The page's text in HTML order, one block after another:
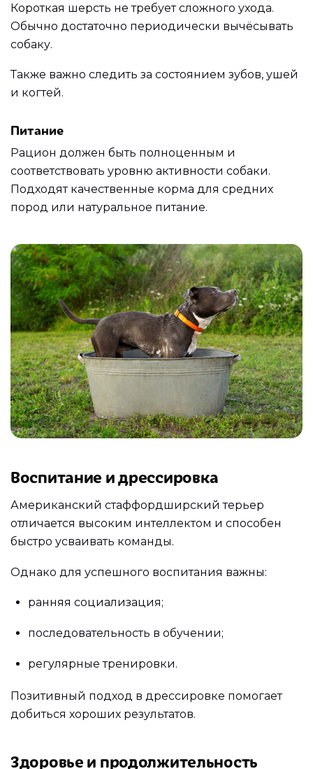
Короткая шерсть не требует сложного ухода.
Обычно достаточно периодически вычёсывать
собаку.
Также важно следить за состоянием зубов, ушей
и когтей.
Питание
Рацион должен быть полноценным и
соответствовать уровню активности собаки.
Подходят качественные корма для средних
пород или натуральное питание.
Воспитание и дрессировка
Американский стаффордширский терьер
отличается высоким интеллектом и способен
быстро усваивать команды.
Однако для успешного воспитания важны:
ранняя социализация;
последовательность в обучении;
регулярные тренировки.
Позитивный подход в дрессировке помогает
добиться хороших результатов.
Здоровье и продолжительность